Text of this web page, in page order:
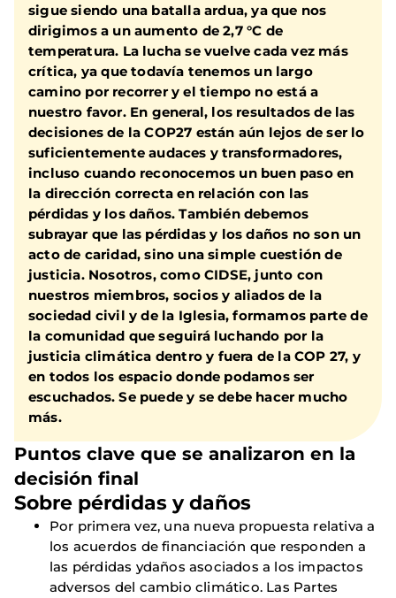
sigue siendo una batalla ardua, ya que nos
dirigimos a un aumento de 2,7 °C de
temperatura. La lucha se vuelve cada vez más
crítica, ya que todavía tenemos un largo
camino por recorrer y el tiempo no está a
nuestro favor. En general, los resultados de las
decisiones de la COP27 están aún lejos de ser lo
suficientemente audaces y transformadores,
incluso cuando reconocemos un buen paso en
la dirección correcta en relación con las
pérdidas y los daños. También debemos
subrayar que las pérdidas y los daños no son un
acto de caridad, sino una simple cuestión de
justicia. Nosotros, como CIDSE, junto con
nuestros miembros, socios y aliados de la
sociedad civil y de la Iglesia, formamos parte de
la comunidad que seguirá luchando por la
justicia climática dentro y fuera de la COP 27, y
en todos los espacio donde podamos ser
escuchados. Se puede y se debe hacer mucho
más.
Puntos clave que se analizaron en la
decisión final
Sobre pérdidas y daños
Por primera vez, una nueva propuesta relativa a
los acuerdos de financiación que responden a
las pérdidas ydaños asociados a los impactos
adversos del cambio climático. Las Partes